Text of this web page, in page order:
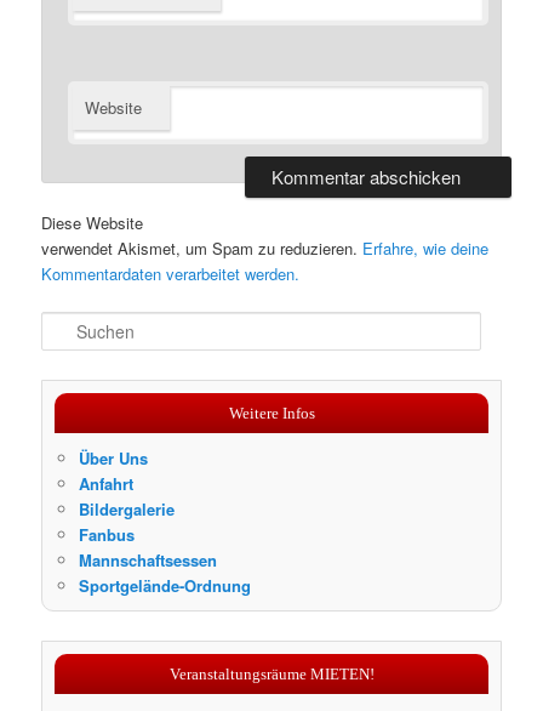
Website
Diese Website
verwendet Akismet, um Spam zu reduzieren. Erfahre, wie deine
Kommentardaten verarbeitet werden.
u
Weitere Infos
Über Uns
Anfahrt
Bildergalerie
Fanbus
Mannschaftsessen
Sportgelände-Ordnung
Veranstaltungsräume MIETEN!